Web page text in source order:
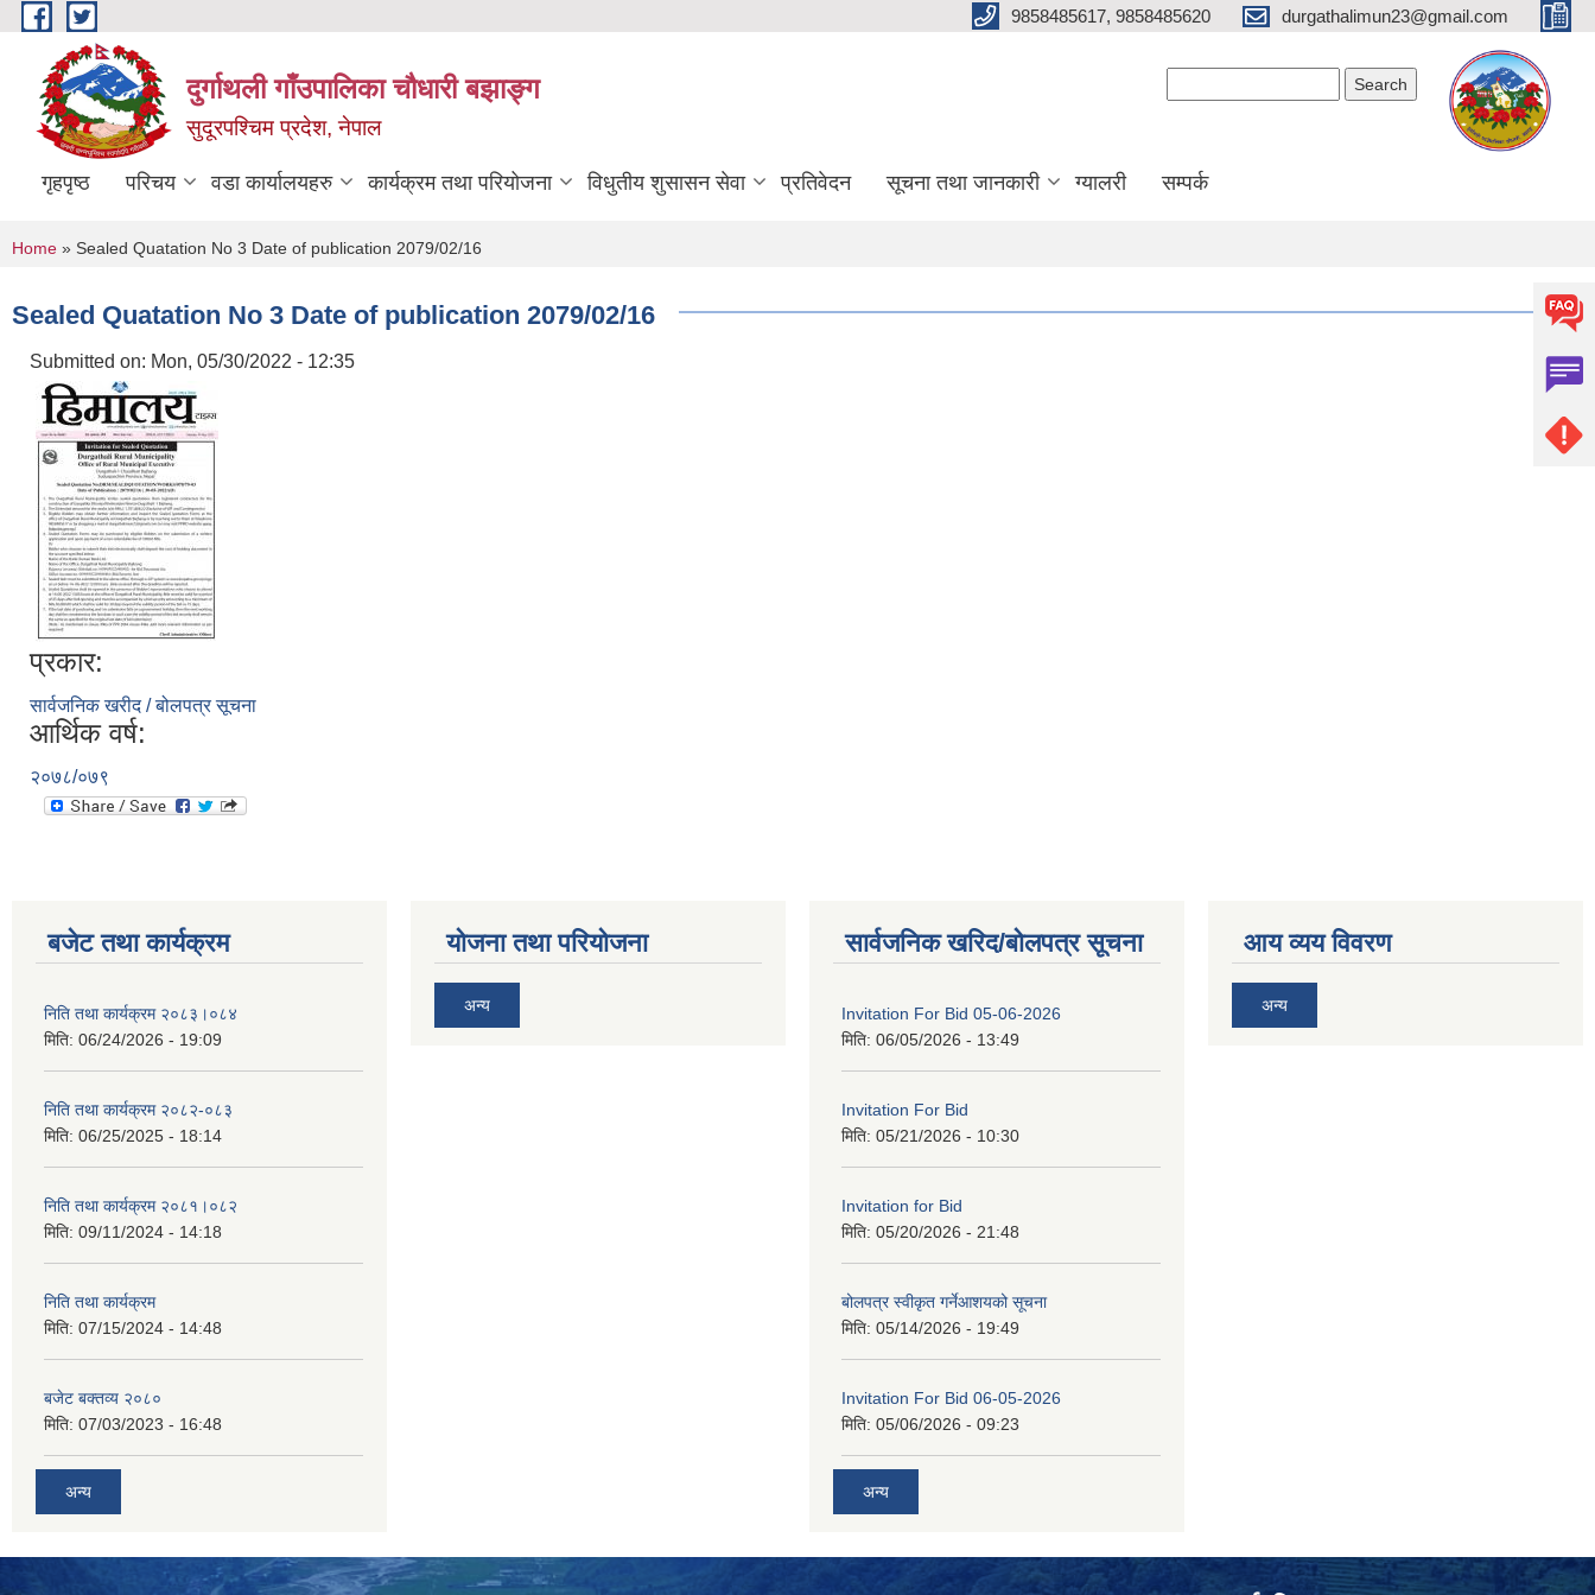
Skip to main content 9858485617, 9858485620 durgathalimun23@gmail.com
दुर्गाथली गाँउपालिका चौधारी बझाङ्ग
सुदूरपश्चिम प्रदेश, नेपाल
गृहपृष्ठ परिचय वडा कार्यालयहरु कार्यक्रम तथा परियोजना विधुतीय शुसासन सेवा प्रतिवेदन सूचना तथा जानकारी ग्यालरी सम्पर्क
You are here
Home » Sealed Quatation No 3 Date of publication 2079/02/16
Sealed Quatation No 3 Date of publication 2079/02/16
Submitted on: Mon, 05/30/2022 - 12:35
प्रकार:
सार्वजनिक खरीद / बोलपत्र सूचना
आर्थिक वर्ष:
२०७८/०७९
बजेट तथा कार्यक्रम
निति तथा कार्यक्रम २०८३।०८४
मिति: 06/24/2026 - 19:09
निति तथा कार्यक्रम २०८२-०८३
मिति: 06/25/2025 - 18:14
निति तथा कार्यक्रम २०८१।०८२
मिति: 09/11/2024 - 14:18
निति तथा कार्यक्रम
मिति: 07/15/2024 - 14:48
बजेट बक्तव्य २०८०
मिति: 07/03/2023 - 16:48
अन्य
योजना तथा परियोजना
अन्य
सार्वजनिक खरिद/बोलपत्र सूचना
Invitation For Bid 05-06-2026
मिति: 06/05/2026 - 13:49
Invitation For Bid
मिति: 05/21/2026 - 10:30
Invitation for Bid
मिति: 05/20/2026 - 21:48
बोलपत्र स्वीकृत गर्नेआशयको सूचना
मिति: 05/14/2026 - 19:49
Invitation For Bid 06-05-2026
मिति: 05/06/2026 - 09:23
अन्य
आय व्यय विवरण
अन्य